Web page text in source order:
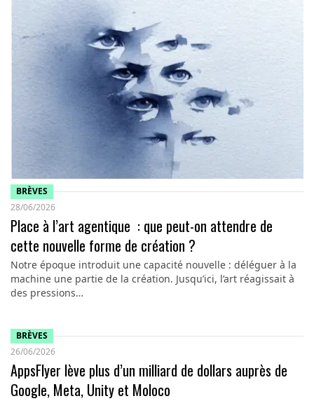
BRÈVES
28/06/2026
Place à l’art agentique : que peut-on attendre de
cette nouvelle forme de création ?
Notre époque introduit une capacité nouvelle : déléguer à la
machine une partie de la création. Jusqu’ici, l’art réagissait à
des pressions…
BRÈVES
26/06/2026
AppsFlyer lève plus d’un milliard de dollars auprès de
Google, Meta, Unity et Moloco